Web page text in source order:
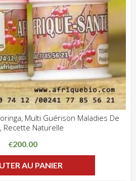
Multi Guérison Maladies De
Recette Naturelle
€200.00
AU PANIER